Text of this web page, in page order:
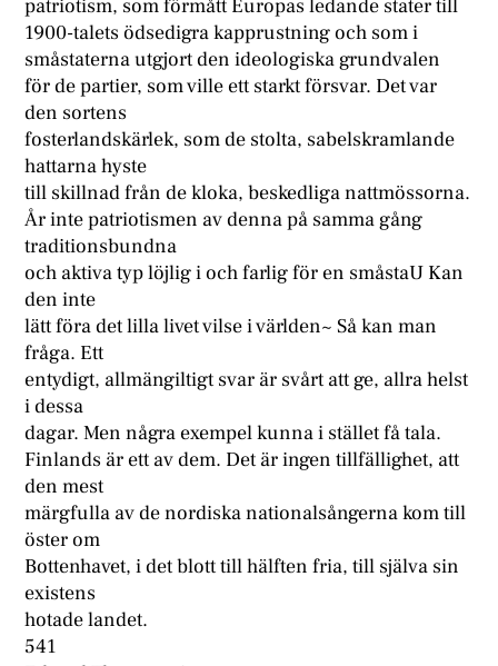
patriotism, som förmått Europas ledande stater till
1900-talets ödsedigra kapprustning och som i
småstaterna utgjort den ideologiska grundvalen
för de partier, som ville ett starkt försvar. Det var
den sortens
fosterlandskärlek, som de stolta, sabelskramlande
hattarna hyste
till skillnad från de kloka, beskedliga nattmössorna.
År inte patriotismen av denna på samma gång
traditionsbundna
och aktiva typ löjlig i och farlig för en småstaU Kan
den inte
lätt föra det lilla livet vilse i världen~ Så kan man
fråga. Ett
entydigt, allmängiltigt svar är svårt att ge, allra helst
i dessa
dagar. Men några exempel kunna i stället få tala.
Finlands är ett av dem. Det är ingen tillfällighet, att
den mest
märgfulla av de nordiska nationalsångerna kom till
öster om
Bottenhavet, i det blott till hälften fria, till själva sin
existens
hotade landet.
541